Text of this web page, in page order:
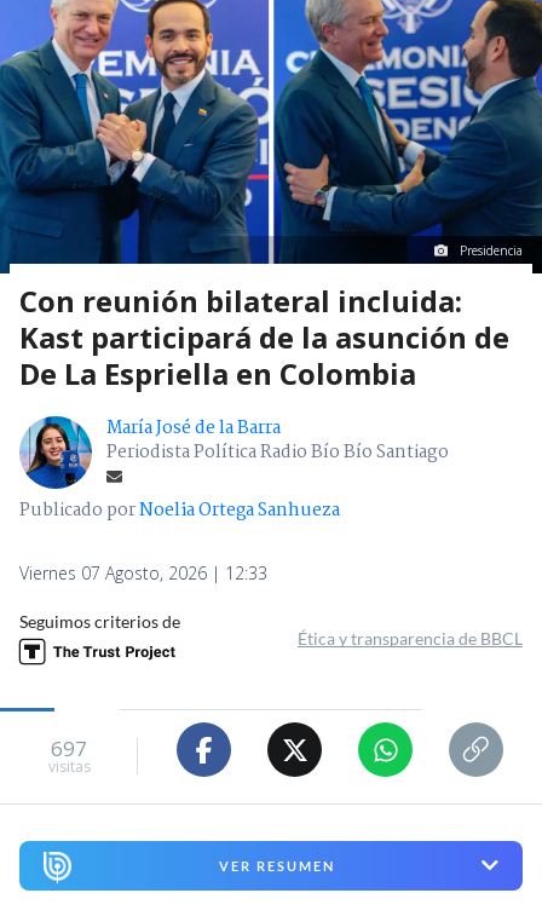
Presidencia
Con reunión bilateral incluida:
Kast participará de la asunción de
De La Espriella en Colombia
María José de la Barra
Periodista Política Radio Bío Bío Santiago
Publicado porNoelia Ortega Sanhueza
Viernes 07 Agosto, 2026 | 12:33
Seguimos criterios de
Ética y transparencia de BBCL
697
visitas
VER RESUMEN